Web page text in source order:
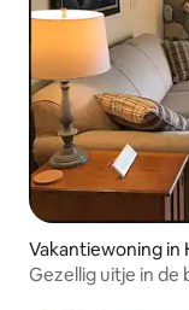
Vakantiewoning in
Gezellig uitje in de